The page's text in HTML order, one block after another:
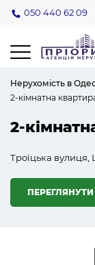
050 440 62 09
Нерухомість в
2-кімнатна
2-
Троїцька
ПЕРЕГЛЯНУТИ